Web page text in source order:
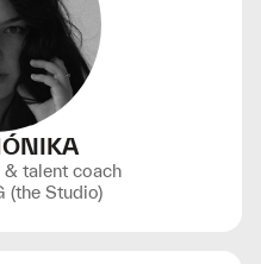
talent coach
(the Studio)